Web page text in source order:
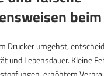
Drucker umgehst,
und Lebensdauer. Kleine